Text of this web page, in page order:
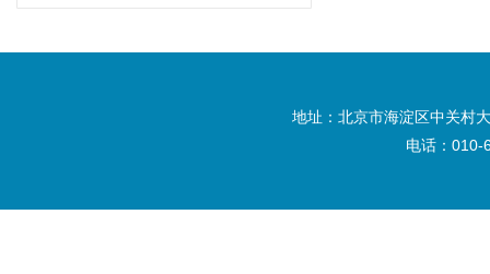
地址：北京市海淀区中关村
电话：